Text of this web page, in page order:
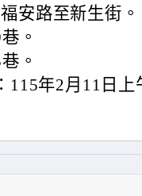
安路至新生街。
。
。
115年2月11日